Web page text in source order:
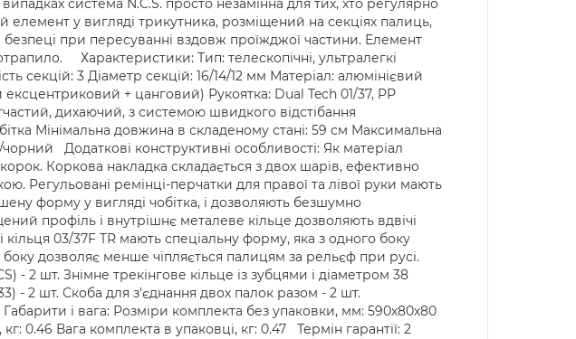
система N.C.S. просто незамінна для тих, хто регулярно
у вигляді трикутника, розміщений на секціях палиць,
при пересуванні вздовж проїжджої частини. Елемент
Характеристики: Тип: телескопічні, ультралегкі
секцій: 3 Діаметр секцій: 16/14/12 мм Матеріал: алюмінієвий
+ цанговий) Рукоятка: Dual Tech 01/37, PP
дихаючий, з системою швидкого відстібання
Мінімальна довжина в складеному стані: 59 см Максимальна
Додаткові конструктивні особливості: Як матеріал
Коркова накладка складається з двох шарів, ефективно
Регульовані ремінці-перчатки для правої та лівої руки мають
форму у вигляді чобітка, і дозволяють безшумно
профіль і внутрішнє металеве кільце дозволяють вдвічі
03/37F TR мають спеціальну форму, яка з одного боку
дозволяє менше чіпляється палицям за рельєф при русі.
- 2 шт. Знімне трекінгове кільце із зубцями і діаметром 38
- 2 шт. Скоба для з'єднання двох палок разом - 2 шт.
і вага: Розміри комплекта без упаковки, мм: 590х80х80
0.46 Вага комплекта в упаковці, кг: 0.47 Термін гарантії: 2